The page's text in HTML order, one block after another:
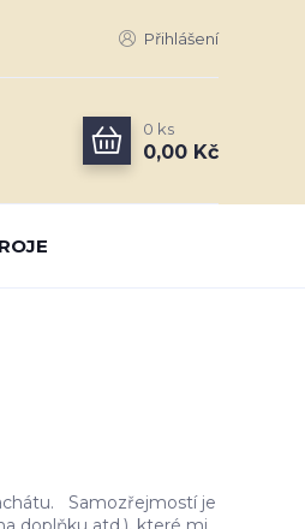
Přihlášení
0 ks
0,00 Kč
Samozřejmostí je